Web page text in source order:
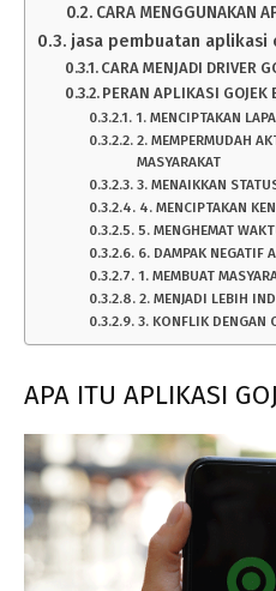
CARA MENGGUNAKAN
jasa pembuatan aplikasi
CARA MENJADI DRIVER
PERAN APLIKASI GOJEK
1. MENCIPTAKAN
2. MEMPERMUDAH
MASYARAKAT
3. MENAIKKAN
4. MENCIPTAKAN
5. MENGHEMAT
6. DAMPAK NEGATIF
1. MEMBUAT
2. MENJADI LEBIH
3. KONFLIK DENGAN
APA ITU APLIKASI